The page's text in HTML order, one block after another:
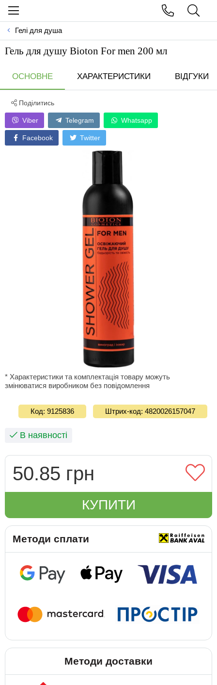
Гелі для душа
Гель для душу Bioton For men 200 мл
ОСНОВНЕ ХАРАКТЕРИСТИКИ ВІДГУКИ
Поділитись
Viber Telegram Whatsapp
Facebook Twitter
* Характеристики та комплектація товару можуть
змінюватися виробником без повідомлення
Код: 9125836 Штрих-код: 4820026157047
В наявності
50.85 грн
КУПИТИ
Методи сплати
Методи доставки